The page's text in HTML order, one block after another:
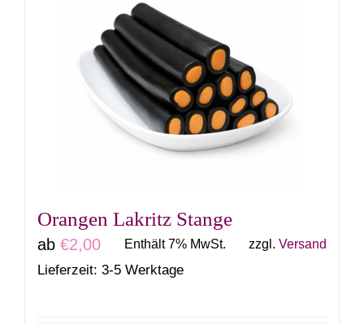
Varianten
auf.
Die
Optionen
können
auf
werden
Orangen Lakritz Stange
ab €2,00 Enthält 7% MwSt. zzgl. Versand
Lieferzeit: 3-5 Werktage